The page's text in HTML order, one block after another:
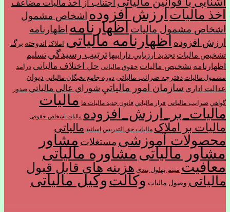
اجتناب از اخذ ماليات مضاعف
اخذ مالیات ارزش افزوده اشخاص مشمول
اشخاص مشمول ماليات اظهارنامه اظهارنامه
ارزش افزوده اظهارنامه مالیاتی املاک اندوخته برگ
تشخیص مالیات تجديد ارزيابي دارايي­ها ترتیب رسيدگي تسليم
اظهارنامه تشخیص مالیات حقوق مالیاتی حل اختلاف مالیاتی درآمد
مشمول ماليات دفترچه ضرائب مالیاتی دوره جامع نخبگان مالیاتی ديوان
عدالت اداري سازمان امور مالياتي شوراي عالي مالياتي صدور
گواهي ضرایب مالیاتی فرار مالياتي قانون جدید مالیات ها مالیات
مالیات_بر_ارزش_افزوده مالیات اشخاص حقوقی
مالیات بر املاک مالیات حق التدریس اساتید مالیاتی
محصولات آموزشی مستغلات مشاور
مشاور مالیاتیمشاوره مالیاتی
معافیت میثم بهلول بندی هزینه های قابل قبول
مالیاتی وصول مالیات وکالتوکیل مالیاتی